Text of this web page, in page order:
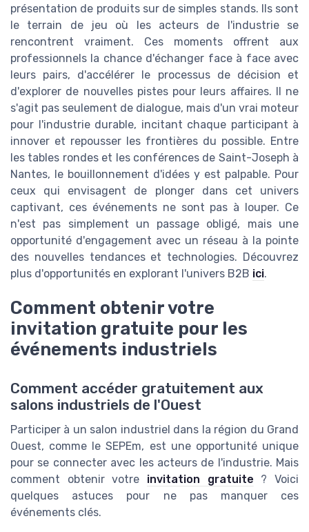
présentation de produits sur de simples stands. Ils sont
le terrain de jeu où les acteurs de l'industrie se
rencontrent vraiment. Ces moments offrent aux
professionnels la chance d'échanger face à face avec
leurs pairs, d'accélérer le processus de décision et
d'explorer de nouvelles pistes pour leurs affaires. Il ne
s'agit pas seulement de dialogue, mais d'un vrai moteur
pour l'industrie durable, incitant chaque participant à
innover et repousser les frontières du possible. Entre
les tables rondes et les conférences de Saint-Joseph à
Nantes, le bouillonnement d'idées y est palpable. Pour
ceux qui envisagent de plonger dans cet univers
captivant, ces événements ne sont pas à louper. Ce
n'est pas simplement un passage obligé, mais une
opportunité d'engagement avec un réseau à la pointe
des nouvelles tendances et technologies. Découvrez
plus d'opportunités en explorant l'univers B2B ici.
Comment obtenir votre
invitation gratuite pour les
événements industriels
Comment accéder gratuitement aux
salons industriels de l'Ouest
Participer à un salon industriel dans la région du Grand
Ouest, comme le SEPEm, est une opportunité unique
pour se connecter avec les acteurs de l'industrie. Mais
comment obtenir votre invitation gratuite ? Voici
quelques astuces pour ne pas manquer ces
événements clés.